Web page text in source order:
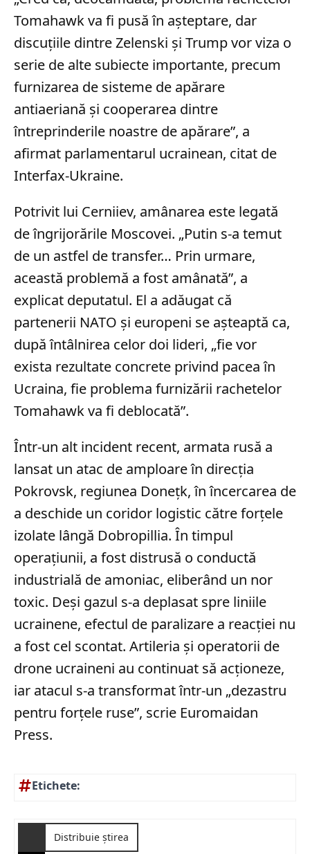
Tomahawk va fi pusă în așteptare, dar
discuțiile dintre Zelenski și Trump vor viza o
serie de alte subiecte importante, precum
furnizarea de sisteme de apărare
antiaeriană și cooperarea dintre
întreprinderile noastre de apărare”, a
afirmat parlamentarul ucrainean, citat de
Interfax-Ukraine.
Potrivit lui Cerniiev, amânarea este legată
de îngrijorările Moscovei. „Putin s-a temut
de un astfel de transfer… Prin urmare,
această problemă a fost amânată”, a
explicat deputatul. El a adăugat că
partenerii NATO și europeni se așteaptă ca,
după întâlnirea celor doi lideri, „fie vor
exista rezultate concrete privind pacea în
Ucraina, fie problema furnizării rachetelor
Tomahawk va fi deblocată”.
Într-un alt incident recent, armata rusă a
lansat un atac de amploare în direcția
Pokrovsk, regiunea Donețk, în încercarea de
a deschide un coridor logistic către forțele
izolate lângă Dobropillia. În timpul
operațiunii, a fost distrusă o conductă
industrială de amoniac, eliberând un nor
toxic. Deși gazul s-a deplasat spre liniile
ucrainene, efectul de paralizare a reacției nu
a fost cel scontat. Artileria și operatorii de
drone ucraineni au continuat să acționeze,
iar atacul s-a transformat într-un „dezastru
pentru forţele ruse”, scrie Euromaidan
Press.
Etichete:
Distribuie știrea